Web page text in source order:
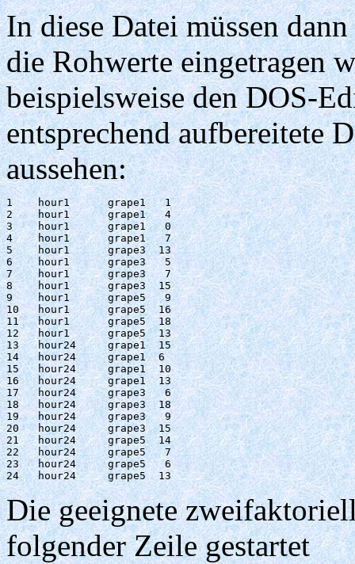
In diese Datei müssen
die Rohwerte eingetragen
beispielsweise den DOS-
entsprechend aufbereitete
aussehen:
1    hour1	grape1	 1
2    hour1	grape1	 4
3    hour1	grape1	 0
4    hour1	grape1	 7
5    hour1	grape3	13
6    hour1	grape3	 5
7    hour1	grape3	 7
8    hour1	grape3	15
9    hour1	grape5	 9
10   hour1	grape5	16
11   hour1	grape5	18
12   hour1	grape5	13
13   hour24	grape1	15
14   hour24	grape1	6
15   hour24	grape1	10
16   hour24	grape1	13
17   hour24	grape3	 6
18   hour24	grape3	18
19   hour24	grape3	 9
20   hour24	grape3	15
21   hour24	grape5	14
22   hour24	grape5	 7
23   hour24	grape5	 6
24   hour24	grape5	13
Die geeignete
folgender Zeile gestartet